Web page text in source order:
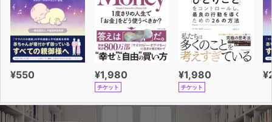
¥550 ¥1,980
チケット
¥1,980
チケット